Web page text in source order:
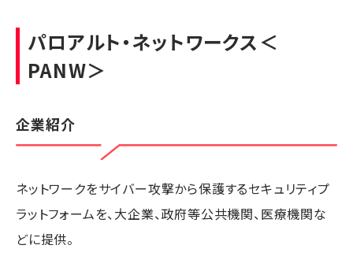
パロアルト・ネットワークス＜
PANW＞
企業紹介
ネットワークをサイバー攻撃から保護するセキュリティプ
ラットフォームを、大企業、政府等公共機関、医療機関な
どに提供。